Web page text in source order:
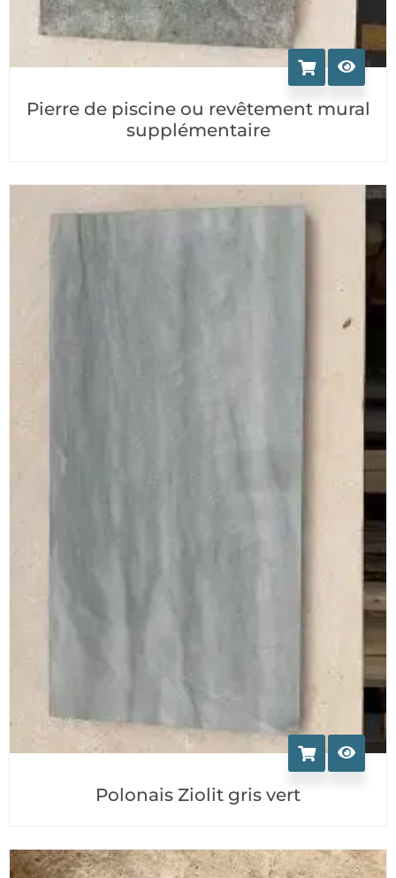
Pierre de piscine ou revêtement mural
supplémentaire
Polonais Ziolit gris vert